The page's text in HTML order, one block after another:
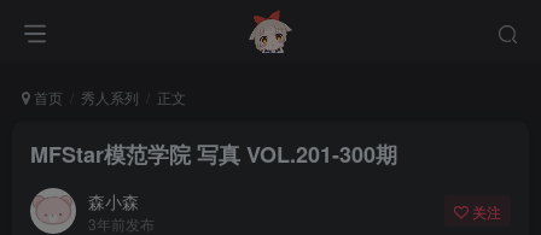
首页 秀人系列 正文
MFStar模范学院 写真 VOL.201-300期
森小森
3年前发布
关注